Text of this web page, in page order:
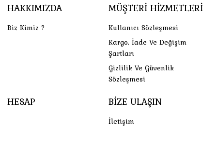
HAKKIMIZDA
Biz Kimiz ?
MÜŞTERI HIZMETLERI
Kullanıcı Sözleşmesi
Kargo, İade Ve Değişim
Şartları
Gizlilik Ve Güvenlik
Sözleşmesi
HESAP BIZE ULAŞIN
İletişim